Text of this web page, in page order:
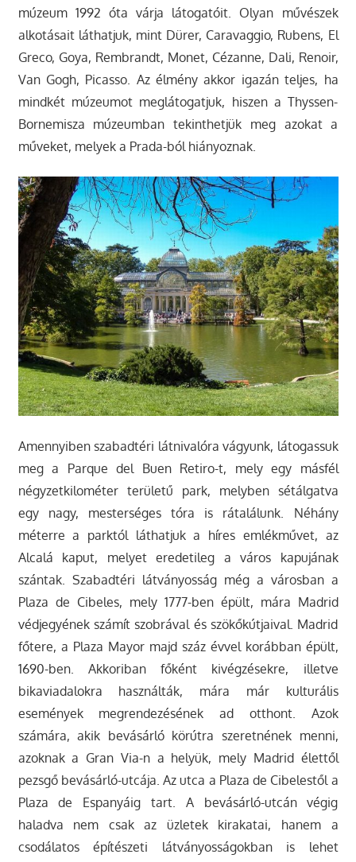
múzeum 1992 óta várja látogatóit. Olyan művészek
alkotásait láthatjuk, mint Dürer, Caravaggio, Rubens, El
Greco, Goya, Rembrandt, Monet, Cézanne, Dali, Renoir,
Van Gogh, Picasso. Az élmény akkor igazán teljes, ha
mindkét múzeumot meglátogatjuk, hiszen a Thyssen-
Bornemisza múzeumban tekinthetjük meg azokat a
műveket, melyek a Prada-ból hiányoznak.
Amennyiben szabadtéri látnivalóra vágyunk, látogassuk
meg a Parque del Buen Retiro-t, mely egy másfél
négyzetkilométer területű park, melyben sétálgatva
egy nagy, mesterséges tóra is rátalálunk. Néhány
méterre a parktól láthatjuk a híres emlékművet, az
Alcalá kaput, melyet eredetileg a város kapujának
szántak. Szabadtéri látványosság még a városban a
Plaza de Cibeles, mely 1777-ben épült, mára Madrid
védjegyének számít szobrával és szökőkútjaival. Madrid
főtere, a Plaza Mayor majd száz évvel korábban épült,
1690-ben. Akkoriban főként kivégzésekre, illetve
bikaviadalokra használták, mára már kulturális
események megrendezésének ad otthont. Azok
számára, akik bevásárló körútra szeretnének menni,
azoknak a Gran Via-n a helyük, mely Madrid élettől
pezsgő bevásárló-utcája. Az utca a Plaza de Cibelestől a
Plaza de Espanyáig tart. A bevásárló-utcán végig
haladva nem csak az üzletek kirakatai, hanem a
csodálatos építészeti látványosságokban is lehet